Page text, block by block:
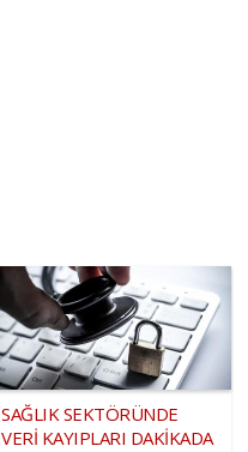
SAĞLIK SEKTÖRÜNDE
VERİ KAYIPLARI DAKİKADA